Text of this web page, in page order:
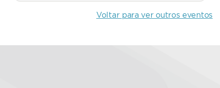
Voltar para ver outros eventos